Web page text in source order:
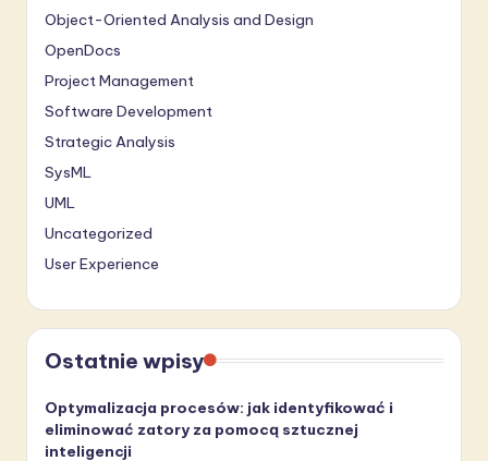
Object-Oriented Analysis and Design
OpenDocs
Project Management
Software Development
Strategic Analysis
SysML
UML
Uncategorized
User Experience
Ostatnie wpisy
Optymalizacja procesów: jak identyfikować i
eliminować zatory za pomocą sztucznej
inteligencji